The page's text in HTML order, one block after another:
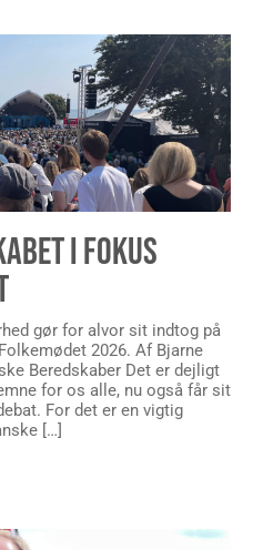
I FOKUS
gør for alvor sit indtog på
2026. Af Bjarne
Beredskaber Det er dejligt
for os alle, nu også får sit
For det er en vigtig
[…]